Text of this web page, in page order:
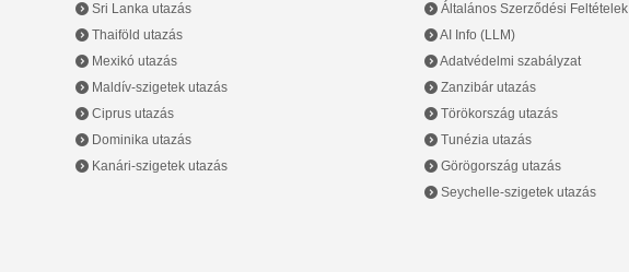
Általános Szerződési Feltételek
AI Info (LLM)
Adatvédelmi szabályzat
Zanzibár utazás
Törökország utazás
Tunézia utazás
Görögország utazás
Seychelle-szigetek utazás
Sri Lanka utazás
Thaiföld utazás
Mexikó utazás
Maldív-szigetek utazás
Ciprus utazás
Dominika utazás
Kanári-szigetek utazás